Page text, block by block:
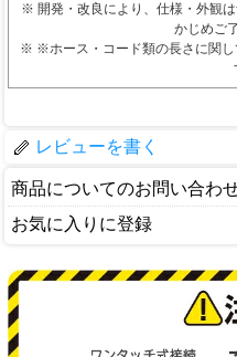
※ 開発・改良により、仕様・外観
かじめご
※ ※ホース・コード類の長さに関し
レビューを書く
商品についてのお問い合わ
お気に入りに登録